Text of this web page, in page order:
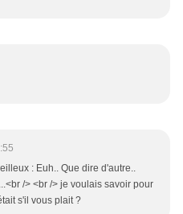
: Euh.. Que dire d'autre..
/> <br /> je voulais savoir pour
s'il vous plait ?